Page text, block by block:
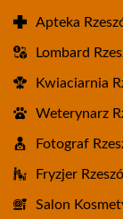
Apteka
Lombard
Kwiaciarnia
Weterynarz
Fotograf
Fryzjer
Salon